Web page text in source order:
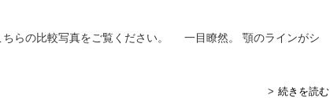
の比較写真をご覧ください。 一目瞭然。 顎のラインがシ
続きを読む